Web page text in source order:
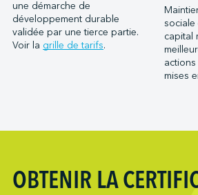
Ports of Indiana-Burns Harbor
Ports of Indiana-Jeffersonville
Ports of Indiana-Mount Vernon
Société du parc industriel et
Metro Ports - Houston
Metro Ports - Long Beach
Metro Ports - Morehead City
Oceanex
une démarche de
développement durable
validée par une tierce partie.
Voir la grille de tarifs.
capital
mises
OBTENIR LA